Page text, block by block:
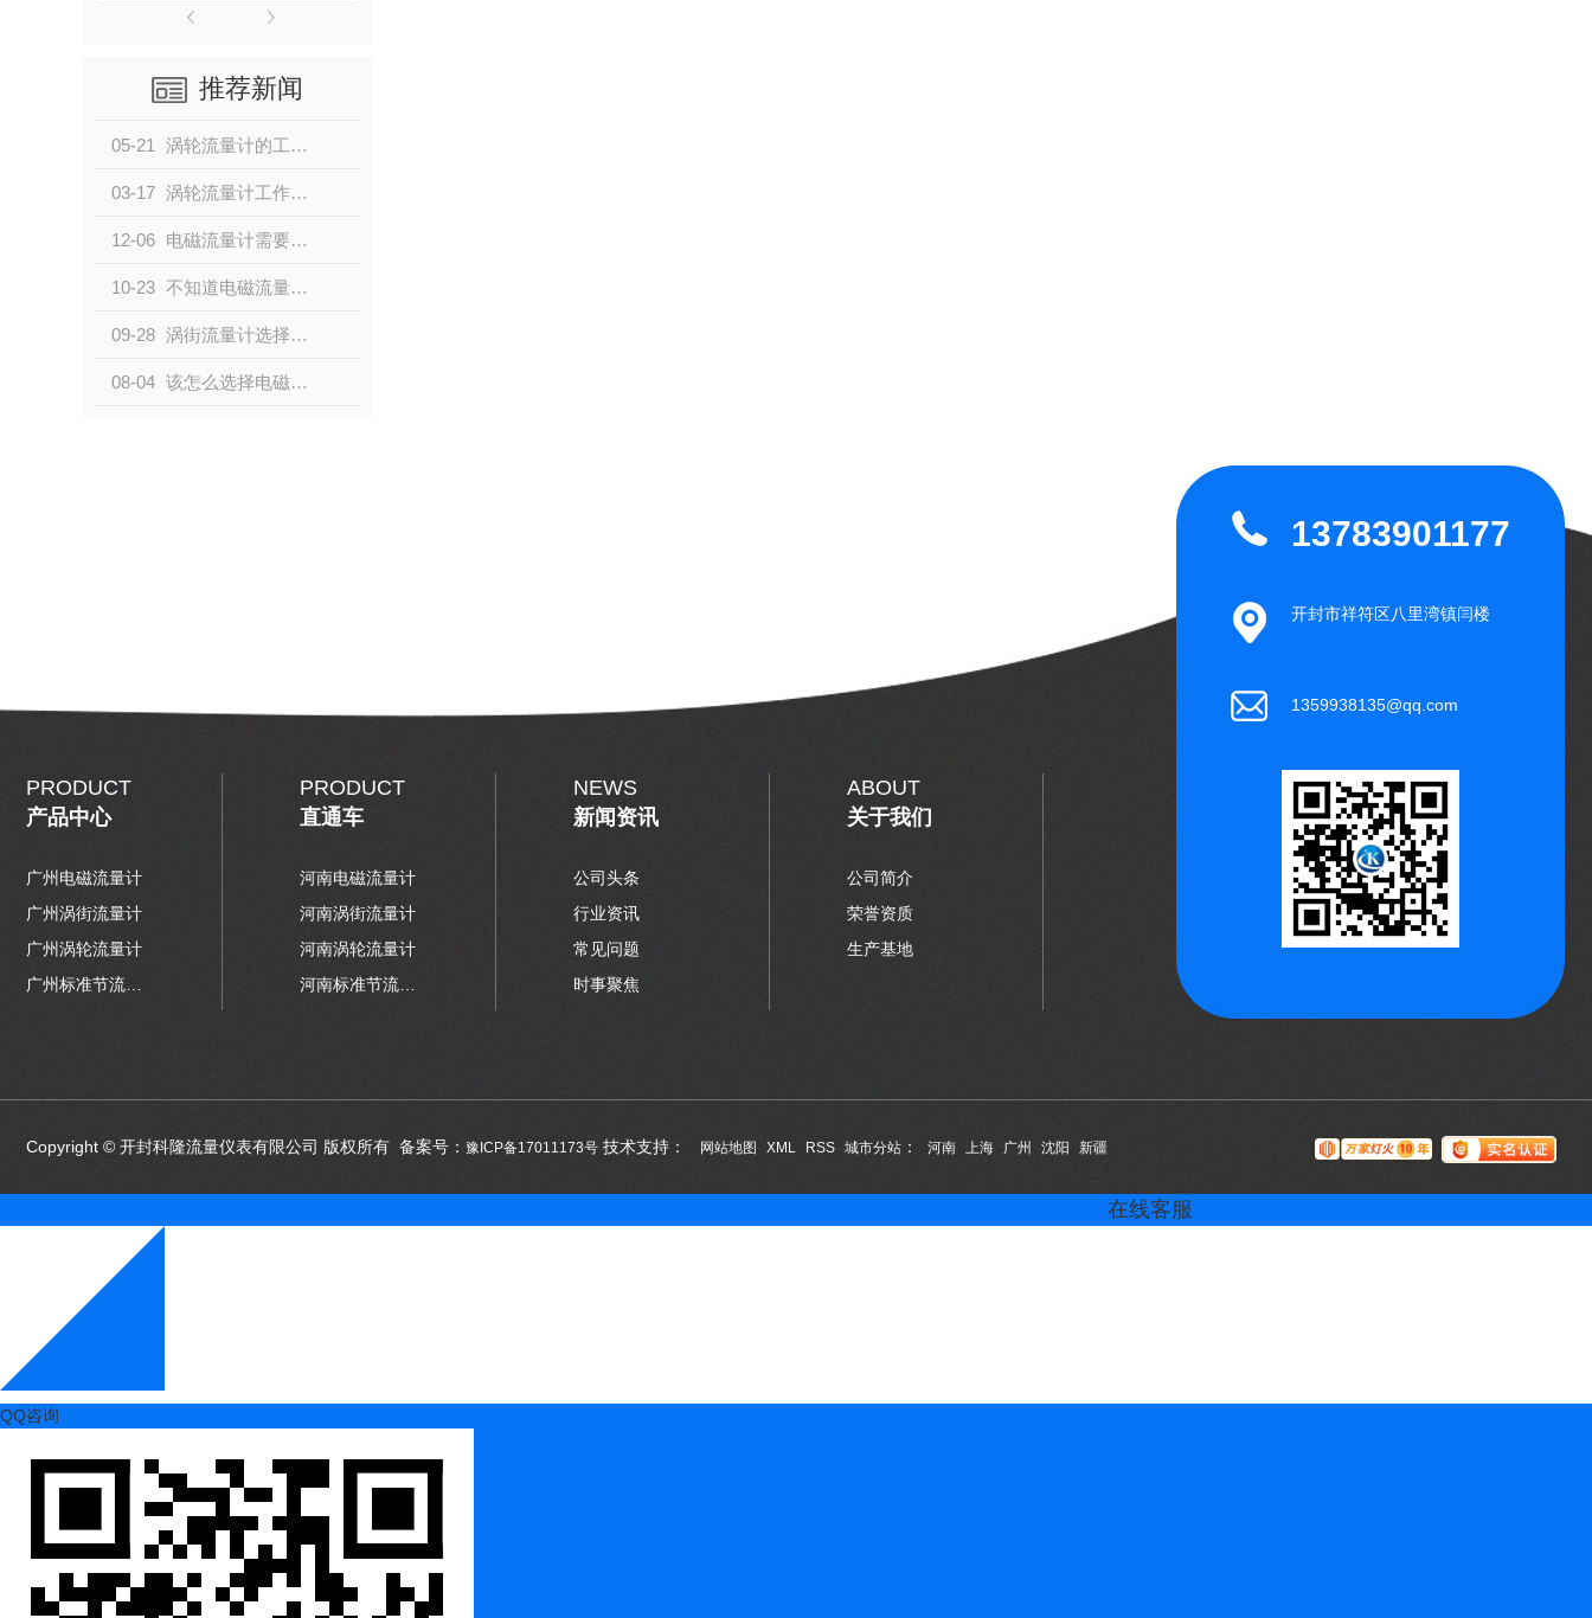
推荐新闻
05-21 涡轮流量计的工作原理与结构
03-17 涡轮流量计工作原理及结构
12-06 电磁流量计需要做哪些专项检测？小编带大家了解一下
10-23 不知道电磁流量器有哪些优缺点的请点击这里！
09-28 涡街流量计选择配件时的注意事项
08-04 该怎么选择电磁流量计？别担心，看这里
PRODUCT
产品中心
广州电磁流量计
广州涡街流量计
广州涡轮流量计
广州标准节流装置
PRODUCT
直通车
河南电磁流量计
河南涡街流量计
河南涡轮流量计
河南标准节流装置
NEWS
新闻资讯
公司头条
行业资讯
常见问题
时事聚焦
ABOUT
关于我们
公司简介
荣誉资质
生产基地
13783901177
开封市祥符区八里湾镇闫楼
1359938135@qq.com
Copyright © 开封科隆流量仪表有限公司 版权所有 备案号： 豫ICP备17011173号 技术支持： 网站地图 XML RSS 城市分站 ： 河南 上海 广州 沈阳 新疆
在线客服
QQ咨询